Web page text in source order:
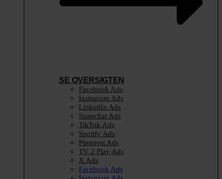
SE OVERSIGTEN
Facebook Ads
Instagram Ads
LinkedIn Ads
Snapchat Ads
TikTok Ads
Spotify Ads
Pinterest Ads
TV 2 Play Ads
X Ads
Facebook Ads